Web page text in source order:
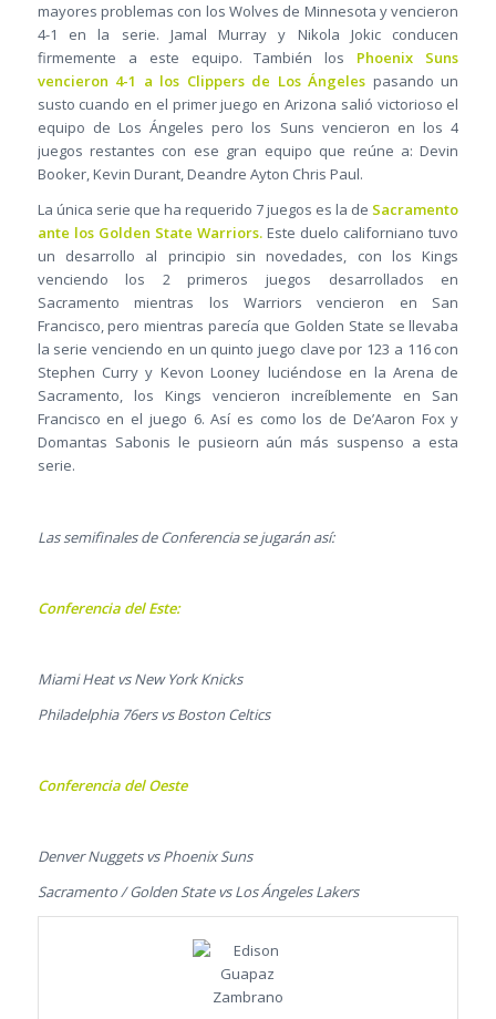
mayores problemas con los Wolves de Minnesota y vencieron
4-1 en la serie. Jamal Murray y Nikola Jokic conducen
firmemente a este equipo. También los Phoenix Suns
vencieron 4-1 a los Clippers de Los Ángeles pasando un
susto cuando en el primer juego en Arizona salió victorioso el
equipo de Los Ángeles pero los Suns vencieron en los 4
juegos restantes con ese gran equipo que reúne a: Devin
Booker, Kevin Durant, Deandre Ayton Chris Paul.
La única serie que ha requerido 7 juegos es la de Sacramento
ante los Golden State Warriors. Este duelo californiano tuvo
un desarrollo al principio sin novedades, con los Kings
venciendo los 2 primeros juegos desarrollados en
Sacramento mientras los Warriors vencieron en San
Francisco, pero mientras parecía que Golden State se llevaba
la serie venciendo en un quinto juego clave por 123 a 116 con
Stephen Curry y Kevon Looney luciéndose en la Arena de
Sacramento, los Kings vencieron increíblemente en San
Francisco en el juego 6. Así es como los de De’Aaron Fox y
Domantas Sabonis le pusieorn aún más suspenso a esta
serie.
Las semifinales de Conferencia se jugarán así:
Conferencia del Este:
Miami Heat vs New York Knicks
Philadelphia 76ers vs Boston Celtics
Conferencia del Oeste
Denver Nuggets vs Phoenix Suns
Sacramento / Golden State vs Los Ángeles Lakers